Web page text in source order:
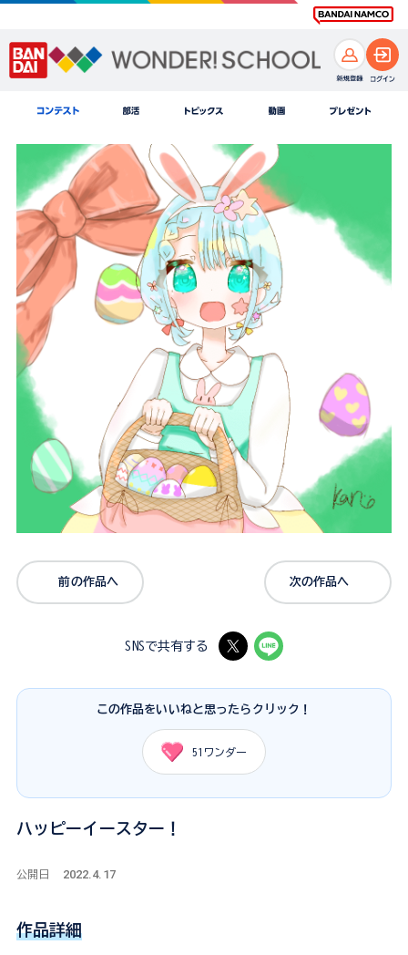
前の作品へ 次の作品へ
SNSで共有する
この作品をいいねと思ったらクリック！
51 ワンダー
ハッピーイースター！
公開日 2022.4.17
作品詳細